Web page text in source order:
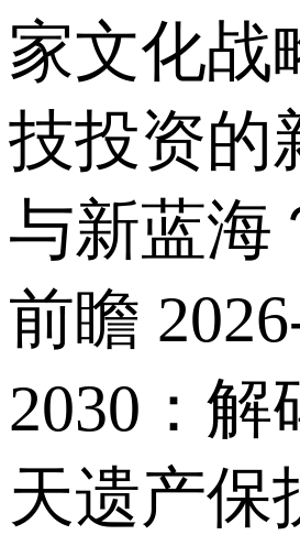
家文化战
技投资的
与新蓝海
前瞻
2030：解
天遗产保